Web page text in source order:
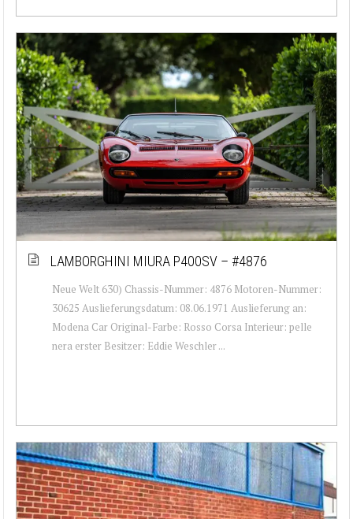
LAMBORGHINI MIURA P400SV – #4876
Neue Welt 630) Chassis-Nummer: 4876 Motoren-Nummer:
30625 Auslieferungsdatum: 08.06.1971 Auslieferung an:
Modena Car Original-Farbe: Rosso Corsa Interieur: pelle
nera erster Besitzer: Eddie Weschler ...